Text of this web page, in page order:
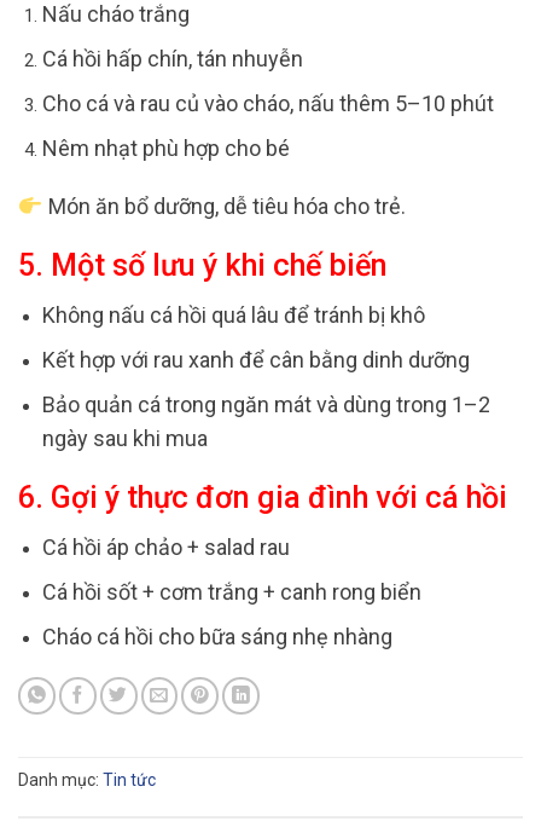
Nấu cháo trắng
Cá hồi hấp chín, tán nhuyễn
Cho cá và rau củ vào cháo, nấu thêm 5–10 phút
Nêm nhạt phù hợp cho bé
Món ăn bổ dưỡng, dễ tiêu hóa cho trẻ.
5. Một số lưu ý khi chế biến
Không nấu cá hồi quá lâu để tránh bị khô
Kết hợp với rau xanh để cân bằng dinh dưỡng
Bảo quản cá trong ngăn mát và dùng trong 1–2
ngày sau khi mua
6. Gợi ý thực đơn gia đình với cá hồi
Cá hồi áp chảo + salad rau
Cá hồi sốt + cơm trắng + canh rong biển
Cháo cá hồi cho bữa sáng nhẹ nhàng
Danh mục: Tin tức